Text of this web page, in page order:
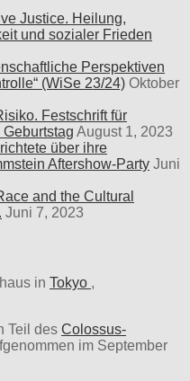
Justice. Heilung,
und sozialer Frieden
Perspektiven
(WiSe 23/24) Oktober
Festschrift für
August 1, 2023
über ihre
Aftershow-Party Juni
and the Cultural
Juni 7, 2023
in Tokyo ,
Teil des Colossus-
im September